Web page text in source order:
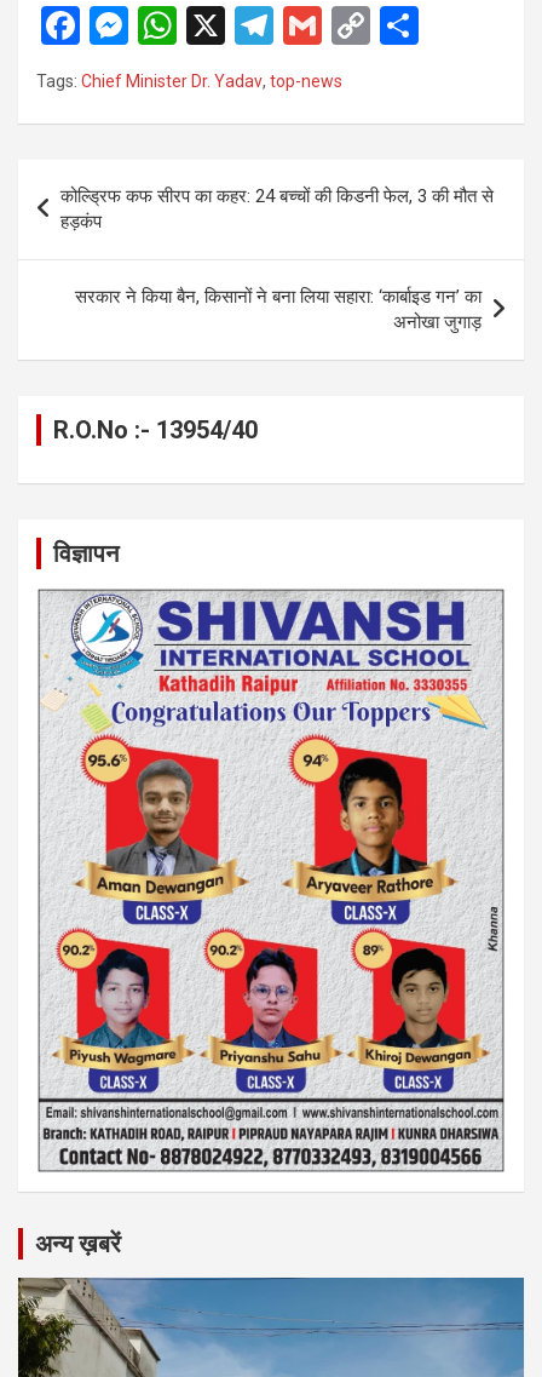
F
a
ce
o
o
k
M
es
se
g
W
h
at
A
p
X
T
e
a
G
ail
C
n
Tags: Chief Minister Dr. Yadav, top-news
Post
navigation
कोल्ड्रिफ कफ सीरप का कहर: 24 बच्चों की किडनी फेल, 3 की मौत से
हड़कंप
सरकार ने किया बैन, किसानों ने बना लिया सहारा: ‘कार्बाइड गन’ का
अनोखा जुगाड़
R.O.No :- 13954/40
विज्ञापन
अन्य ख़बरें